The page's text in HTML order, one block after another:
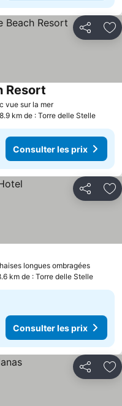
Partager
vue sur la mer
Resort
km de : Torre delle Stelle
Consulter les prix
Partager
longues ombragées
km de : Torre delle Stelle
Consulter les prix
Partager